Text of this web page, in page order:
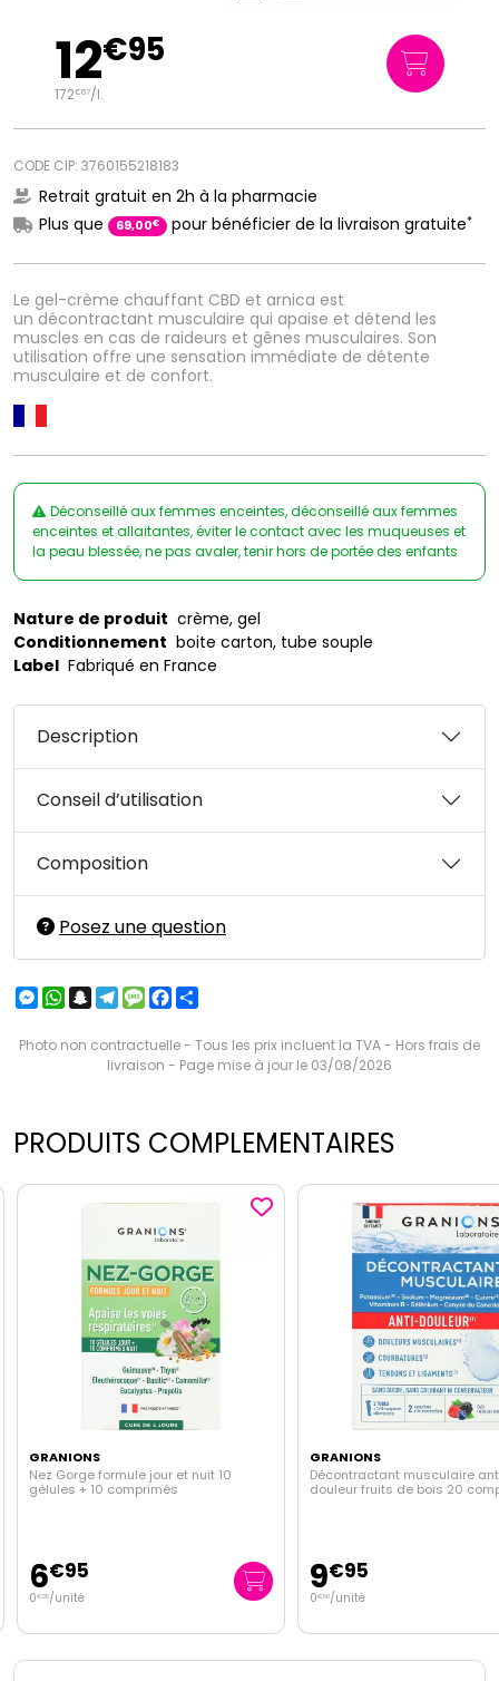
Le gel-crème chauffant CBD et arnica est
un décontractant musculaire qui apaise et détend les
muscles en cas de raideurs et gênes musculaires. Son
utilisation offre une sensation immédiate de détente
musculaire et de confort.
12€95
172€67/l.
CODE CIP: 3760155218183
Retrait gratuit en 2h à la pharmacie
Plus que
69,00€ pour bénéficier de la livraison gratuite*
Déconseillé aux femmes enceintes, déconseillé aux femmes
enceintes et allaitantes, éviter le contact avec les muqueuses et
la peau blessée, ne pas avaler, tenir hors de portée des enfants
Nature de produit crème, gel
Conditionnement boite carton, tube souple
Label Fabriqué en France
Description
Conseil d’utilisation
Composition
Posez une question
Messenger
WhatsApp
Snapchat
Telegram
MessageFacebook
Photo non contractuelle - Tous les prix incluent la TVA - Hors frais de
livraison - Page mise à jour le 03/08/2026
PRODUITS COMPLEMENTAIRES
GRANIONS
Nez Gorge formule jour et nuit 10
gélules + 10 comprimés
6€95
0€35/unité
GRANIONS
Décontractant musculaire
douleur fruits de bois 20
9€95
0€50/unité